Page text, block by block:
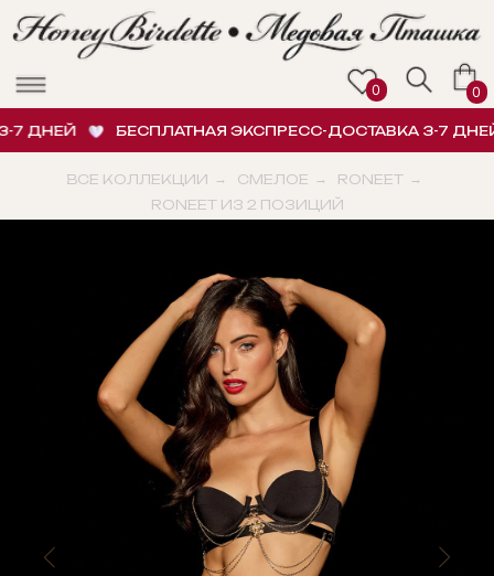
ДНЕЙ БЕСПЛАТНАЯ ЭКСПРЕСС-ДОСТАВКА 3-7 ДНЕЙ
ВСЕ КОЛЛЕКЦИИ → СМЕЛОЕ → RONEET →
RONEET ИЗ 2 ПОЗИЦИЙ